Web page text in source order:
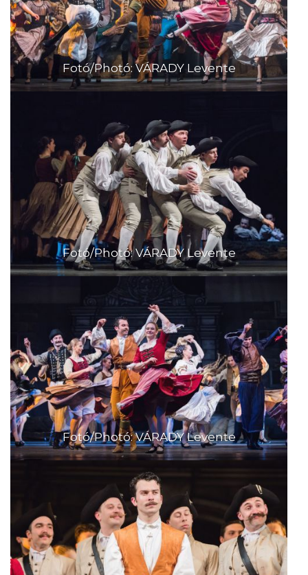
Fotó/Photó: VÁRADY Levente
Fotó/Photó: VÁRADY Levente
Fotó/Photó: VÁRADY Levente